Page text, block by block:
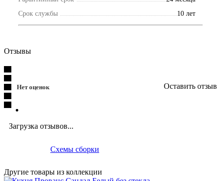
Срок службы
10 лет
Отзывы
Нет оценок Оставить отзыв
Загрузка отзывов...
Схемы сборки
Другие товары из коллекции